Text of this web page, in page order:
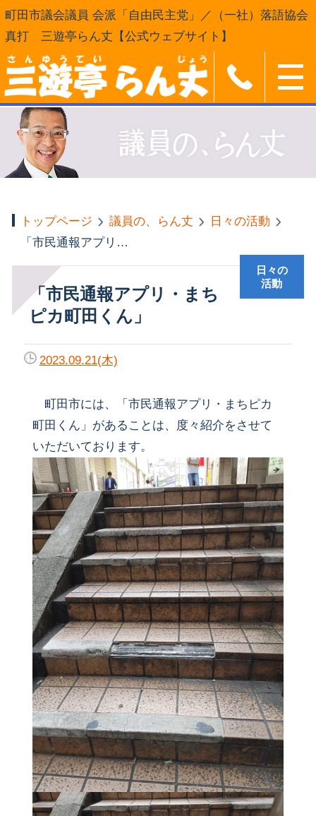
町田市議会議員 会派「自由民主党」／（一社）落語協会
真打 三遊亭らん丈【公式ウェブサイト】
トップページ 議員の、らん丈
日々の活動
「市民通報アプリ・まちピカ町田くん」
「市民通報アプリ・まち
ピカ町田くん」
日々の
活動
2023.09.21(木)
町田市には、「市民通報アプリ・まちピカ
町田くん」があることは、度々紹介をさせて
いただいております。